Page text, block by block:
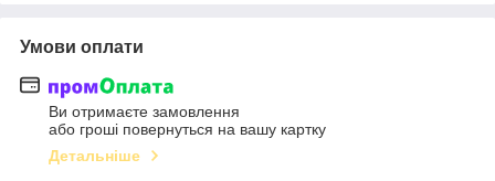
Умови оплати
Ви отримаєте замовлення
або гроші повернуться на вашу картку
Детальніше